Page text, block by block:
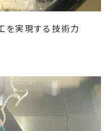
を実現する技術力